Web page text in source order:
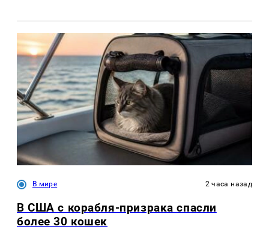
В мире 2 часа назад
В США с корабля-призрака спасли
более 30 кошек